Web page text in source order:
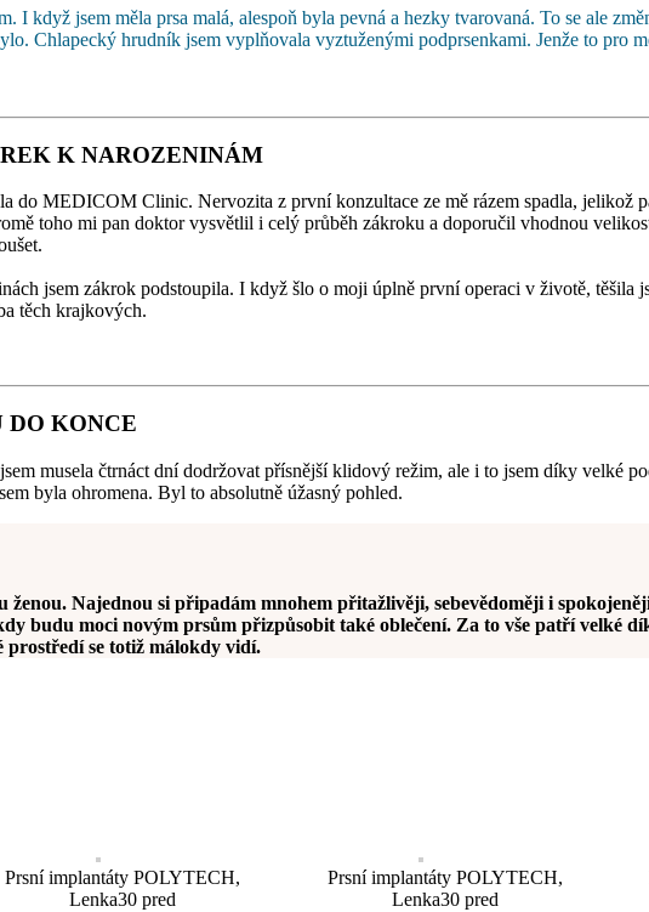
když jsem měla prsa malá, alespoň byla pevná a hezky tvarovaná. To se ale
Chlapecký hrudník jsem vyplňovala vyztuženými podprsenkami. Jenže to pro
K NAROZENINÁM
do MEDICOM Clinic. Nervozita z první konzultace ze mě rázem spadla,
toho mi pan doktor vysvětlil i celý průběh zákroku a doporučil vhodnou
jsem zákrok podstoupila. I když šlo o moji úplně první operaci v životě, těšila
těch krajkových.
KONCE
musela čtrnáct dní dodržovat přísnější klidový režim, ale i to jsem díky velké
byla ohromena. Byl to absolutně úžasný pohled.
Najednou si připadám mnohem přitažlivěji, sebevědoměji i
budu moci novým prsům přizpůsobit také oblečení. Za to vše patří velké
se totiž málokdy vidí.
Prsní implantáty POLYTECH,
Lenka30 pred
Prsní implantáty POLYTECH,
Lenka30 pred